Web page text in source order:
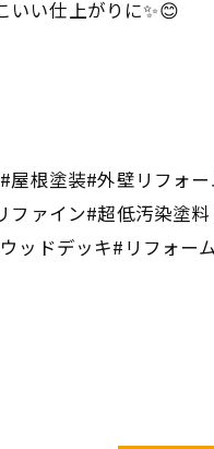
いい仕上がりに✨😊
根塗装#外壁リフォ
ァイン#超低汚染塗
ッドデッキ#リフォー